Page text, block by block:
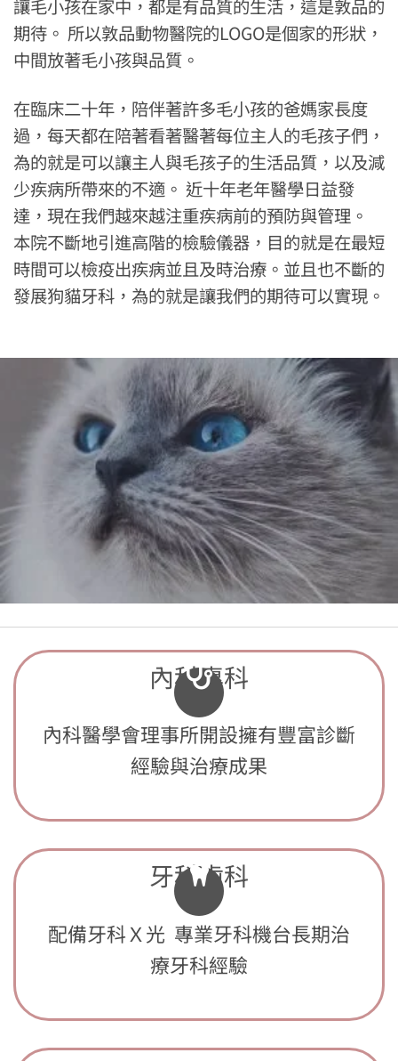
讓毛小孩在家中，都是有品質的生活，這是敦品的
期待。 所以敦品動物醫院的LOGO是個家的形狀，
中間放著毛小孩與品質。
在臨床二十年，陪伴著許多毛小孩的爸媽家長度
過，每天都在陪著看著醫著每位主人的毛孩子們，
為的就是可以讓主人與毛孩子的生活品質，以及減
少疾病所帶來的不適。 近十年老年醫學日益發
達，現在我們越來越注重疾病前的預防與管理。
本院不斷地引進高階的檢驗儀器，目的就是在最短
時間可以檢疫出疾病並且及時治療。並且也不斷的
發展狗貓牙科，為的就是讓我們的期待可以實現。
內科專科
內科醫學會理事所開設擁有豐富診斷
經驗與治療成果
牙科齒科
配備牙科Ｘ光 專業牙科機台長期治
療牙科經驗